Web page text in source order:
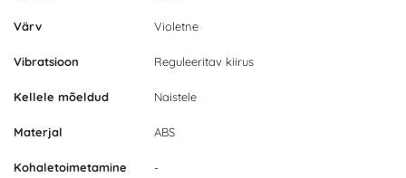
Värv Violetne
Vibratsioon Reguleeritav kiirus
Kellele mõeldud Naistele
Materjal ABS
Kohaletoimetamine -